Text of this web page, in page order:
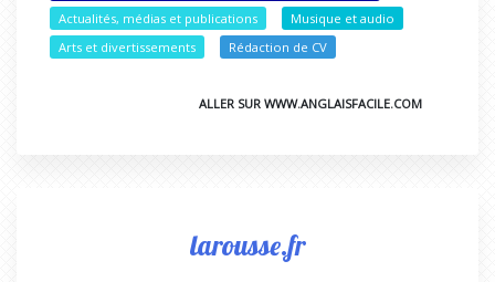
Actualités, médias et publications
Musique et audio
Arts et divertissements
Rédaction de CV
ALLER SUR WWW.ANGLAISFACILE.COM
larousse.fr